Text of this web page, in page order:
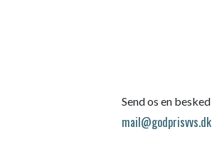
Send os en besked
mail@godprisvvs.dk